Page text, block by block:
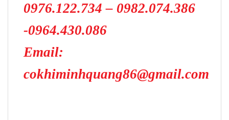
0976.122.734 – 0982.074.386
-0964.430.086
Email:
cokhiminhquang86@gmail.com